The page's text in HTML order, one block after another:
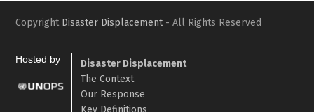
Copyright Disaster Displacement- All Rights Reserved
Hosted by
Disaster Displacement
The Context
Our Response
Key Definitions